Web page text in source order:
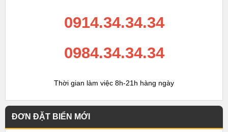
0914.34.34.34
0984.34.34.34
Thời gian làm việc 8h-21h hàng ngày
ĐƠN ĐẶT BIỂN MỚI